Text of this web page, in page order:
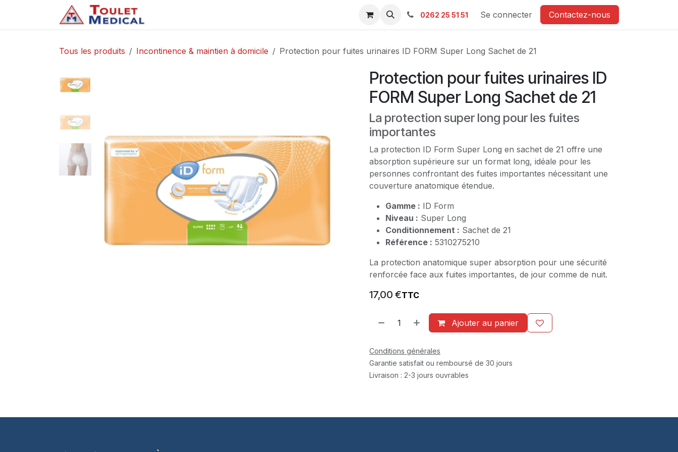
Se rendre au contenu
Contacts SAV Ambulance
0262 25 51 51 Se connecter Contactez-nous
Tous les produits Incontinence & maintien à domicile Protection pour fuites urinaires ID FORM Super Long Sachet de 21
Protection pour fuites urinaires ID
FORM Super Long Sachet de 21
La protection super long pour les fuites
importantes
La protection ID Form Super Long en sachet de 21 offre une
absorption supérieure sur un format long, idéale pour les
personnes confrontant des fuites importantes nécessitant une
couverture anatomique étendue.
Gamme : ID Form
Niveau : Super Long
Conditionnement : Sachet de 21
Référence : 5310275210
La protection anatomique super absorption pour une sécurité
renforcée face aux fuites importantes, de jour comme de nuit.
17,00 €TTC
Ajouter au panier
Conditions générales
Garantie satisfait ou remboursé de 30 jours
Livraison : 2-3 jours ouvrables